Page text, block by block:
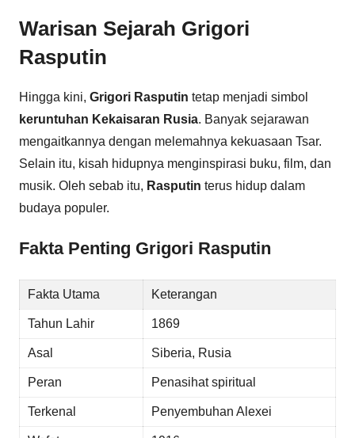
Warisan Sejarah Grigori
Rasputin
Hingga kini, Grigori Rasputin tetap menjadi simbol
keruntuhan Kekaisaran Rusia. Banyak sejarawan
mengaitkannya dengan melemahnya kekuasaan Tsar.
Selain itu, kisah hidupnya menginspirasi buku, film, dan
musik. Oleh sebab itu, Rasputin terus hidup dalam
budaya populer.
Fakta Penting Grigori Rasputin
Fakta Utama Keterangan
Tahun Lahir 1869
Asal Siberia, Rusia
Peran Penasihat spiritual
Terkenal Penyembuhan Alexei